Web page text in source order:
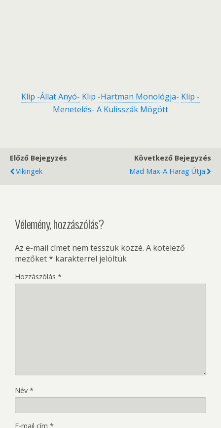
Klip -Állat Anyó- Klip -Hartman Monológja- Klip -
Menetelés- A Kulisszák Mögött
Előző Bejegyzés
Vikingek
Következő Bejegyzés
Mad Max-A Harag Útja
Vélemény, hozzászólás?
Az e-mail címet nem tesszük közzé. A kötelező
mezőket* karakterrel jelöltük
Hozzászólás *
Név *
E-mail cím *